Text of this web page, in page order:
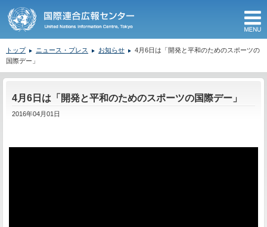
トップ ニュース・プレス お知らせ
4月6日は「開発と平和のためのスポーツの
国際デー」
4月6日は「開発と平和のためのスポーツの国際デー」
2016年04月01日